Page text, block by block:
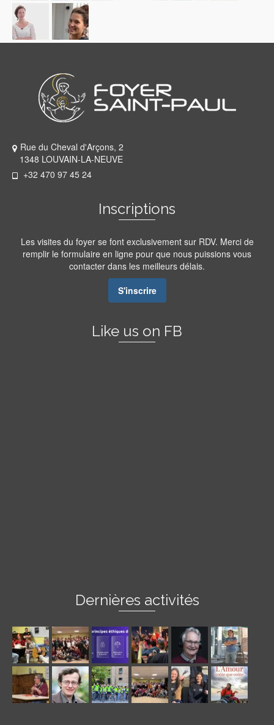
Rue du Cheval d'Arçons, 2
1348 LOUVAIN-LA-NEUVE
+32 470 97 45 24
Inscriptions
Les visites du foyer se font exclusivement sur RDV. Merci de
remplir le formulaire en ligne pour que nous puissions vous
contacter dans les meilleurs délais.
S'inscrire
Like us on FB
Dernières activités